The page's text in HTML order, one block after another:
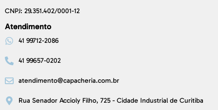
CNPJ: 29.351.402/0001-12
Atendimento
41 99712-2086
41 99657-0202
atendimento@capacheria.com.br
Rua Senador Accioly Filho, 725 - Cidade Industrial de Curitiba